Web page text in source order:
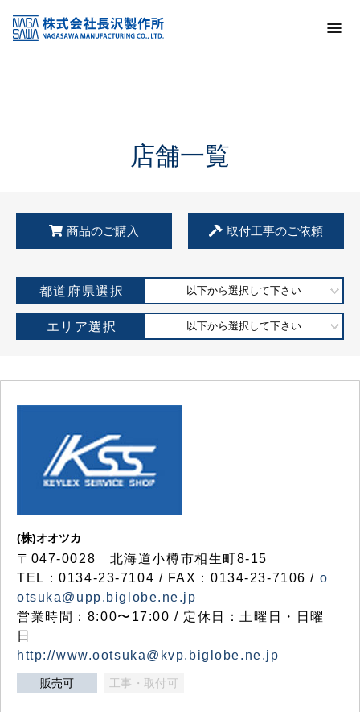
KSS加盟店・取扱店情報
店舗一覧
店舗一覧
商品のご購入 取付工事のご依頼
都道府県選択 以下から選択して下さい
エリア選択 以下から選択して下さい
(株)オオツカ
〒047-0028 北海道小樽市相生町8-15
TEL：0134-23-7104 / FAX：0134-23-7106 / o
otsuka@upp.biglobe.ne.jp
営業時間：8:00〜17:00 / 定休日：土曜日・日曜
日
http://www.ootsuka@kvp.biglobe.ne.jp
販売可 工事・取付可